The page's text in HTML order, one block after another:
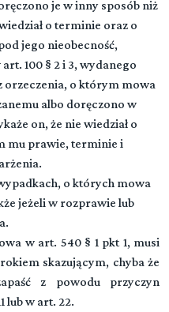
je w inny sposób niż
o terminie oraz o
jego nieobecność,
100 § 2 i 3, wydanego
orzeczenia, o którym mowa
albo doręczono w
on, że nie wiedział o
mu prawie, terminie i
o których mowa
jeżeli w rozprawie lub
w art. 540 § 1 pkt 1, musi
skazującym, chyba że
z powodu przyczyn
lub w art. 22.